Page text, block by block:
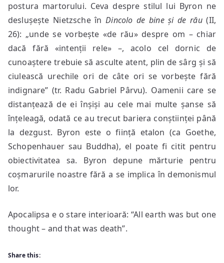
postura martorului. Ceva despre stilul lui Byron ne
deslușește Nietzsche înDincolo de bine și de rău(II,
26): „unde se vorbește «de rău» despre om – chiar
dacă fără «intenții rele» –, acolo cel dornic de
cunoaștere trebuie să asculte atent, plin de sârg și să
ciulească urechile ori de câte ori se vorbește fără
indignare” (tr. Radu Gabriel Pârvu). Oamenii care se
distanțează de ei înșiși au cele mai multe șanse să
înțeleagă, odată ce au trecut bariera conștiinței până
la dezgust. Byron este o ființă etalon (ca Goethe,
Schopenhauer sau Buddha), el poate fi citit pentru
obiectivitatea sa. Byron depune mărturie pentru
coșmarurile noastre fără a se implica în demonismul
lor.
Apocalipsa e o stare interioară: “All earth was but one
thought – and that was death”.
Share this: